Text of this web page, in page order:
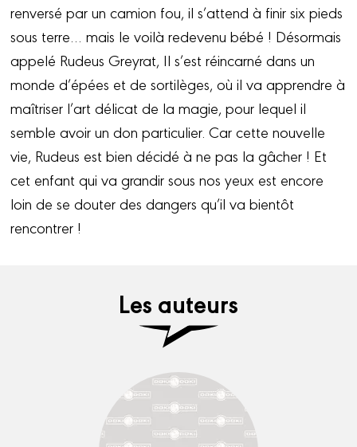
renversé par un camion fou, il s’attend à finir six pieds
sous terre… mais le voilà redevenu bébé ! Désormais
appelé Rudeus Greyrat, Il s’est réincarné dans un
monde d’épées et de sortilèges, où il va apprendre à
maîtriser l’art délicat de la magie, pour lequel il
semble avoir un don particulier. Car cette nouvelle
vie, Rudeus est bien décidé à ne pas la gâcher ! Et
cet enfant qui va grandir sous nos yeux est encore
loin de se douter des dangers qu’il va bientôt
rencontrer !
Les auteurs